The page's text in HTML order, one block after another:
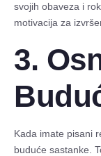
svojih obaveza i
motivacija za
3.
Kada imate pisani
buduće sastanke.